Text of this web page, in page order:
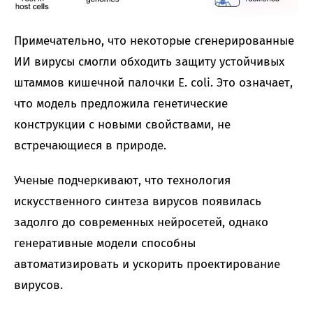
Примечательно, что некоторые сгенерированные
ИИ вирусы смогли обходить защиту устойчивых
штаммов кишечной палочки E. coli. Это означает,
что модель предложила генетические
конструкции с новыми свойствами, не
встречающиеся в природе.
Ученые подчеркивают, что технология
искусственного синтеза вирусов появилась
задолго до современных нейросетей, однако
генеративные модели способны
автоматизировать и ускорить проектирование
вирусов.